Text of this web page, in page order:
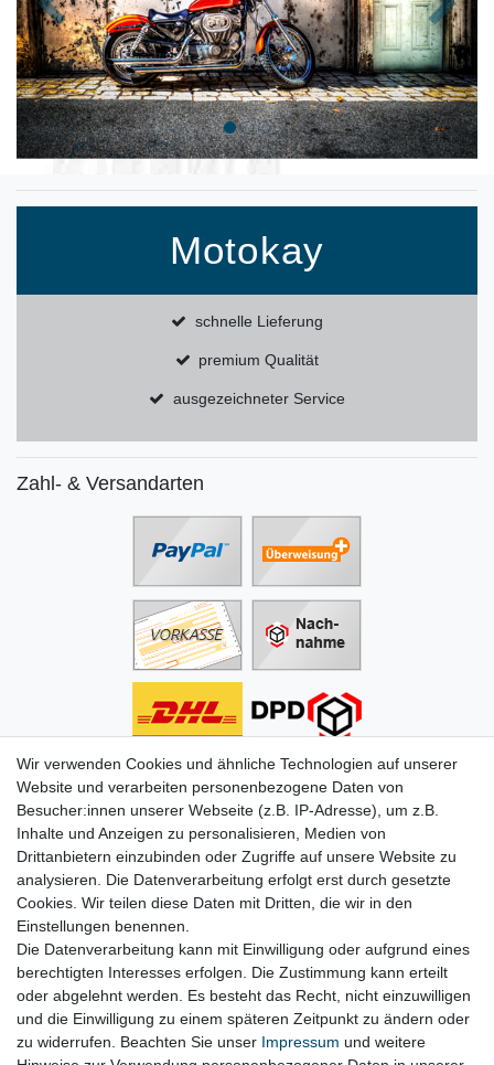
Zurück
Motokay
schnelle Lieferung
premium Qualität
ausgezeichneter Service
Zahl- & Versandarten
Informationen
Zahlung
Versand & Lieferung
Batterien & Pfand
Altölverordnung
Infos zum Elektrogesetz
ODR-Verordnung
FAQs
Hilfe
Kontakt
Mein Konto
Wir verwenden Cookies und ähnliche Technologien auf unserer
Website und verarbeiten personenbezogene Daten von
Besucher:innen unserer Webseite (z.B. IP-Adresse), um z.B.
Inhalte und Anzeigen zu personalisieren, Medien von
Drittanbietern einzubinden oder Zugriffe auf unsere Website zu
analysieren. Die Datenverarbeitung erfolgt erst durch gesetzte
Cookies. Wir teilen diese Daten mit Dritten, die wir in den
Einstellungen benennen.
Die Datenverarbeitung kann mit Einwilligung oder aufgrund eines
berechtigten Interesses erfolgen. Die Zustimmung kann erteilt
oder abgelehnt werden. Es besteht das Recht, nicht einzuwilligen
und die Einwilligung zu einem späteren Zeitpunkt zu ändern oder
zu widerrufen. Beachten Sie unser Impressum und weitere